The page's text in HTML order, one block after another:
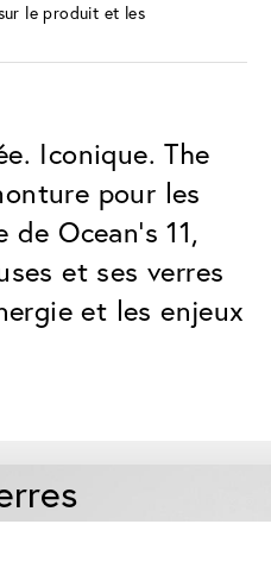
le produit et les
Iconique. The
pour les
Ocean’s 11,
et ses verres
et les enjeux